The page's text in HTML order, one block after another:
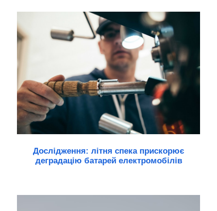
Дослідження: літня спека прискорює
деградацію батарей електромобілів